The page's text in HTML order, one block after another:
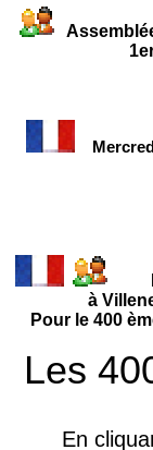
à
Pour le 400
Les
En